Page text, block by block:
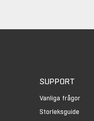
SUPPORT
Vanliga frågor
Storleksguide